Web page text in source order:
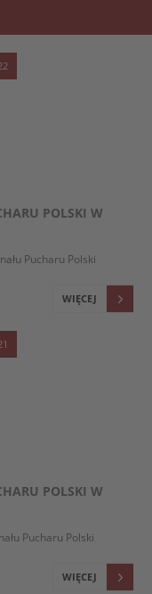
POLSKI W
Pucharu Polski
WIĘCEJ
POLSKI W
Pucharu Polski
WIĘCEJ